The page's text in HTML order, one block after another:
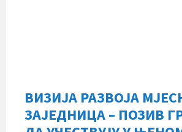
ВИЗИЈА РАЗВОЈА
ЗАЈЕДНИЦА – ПОЗИВ